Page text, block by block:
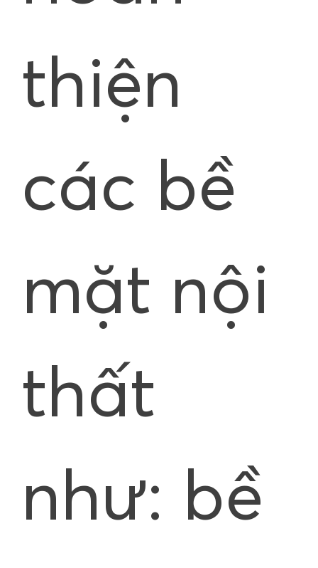
thiện
các bề
mặt nội
thất
như: bề